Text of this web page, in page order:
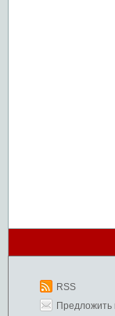
RSS
Предложить